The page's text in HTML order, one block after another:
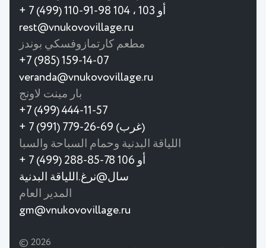
+ 7 (499) 110-91-98 أو 103 ، 104
rest@vnukovovillage.ru
مطعم كارتمازوفسكي بوندز
+7 (985) 159-14-07
veranda@vnukovovillage.ru
بار مينت لاونج
+7 (499) 444-11-57
+ 7 (991) 779-26-69 (غرب)
اللياقة البدنية وحمام السباحة والسبا
+ 7 (499) 288-85-78 أو 106
سال@نرغ.اللياقة البدنية
المدير العام
gm@vnukovovillage.ru
© 2026